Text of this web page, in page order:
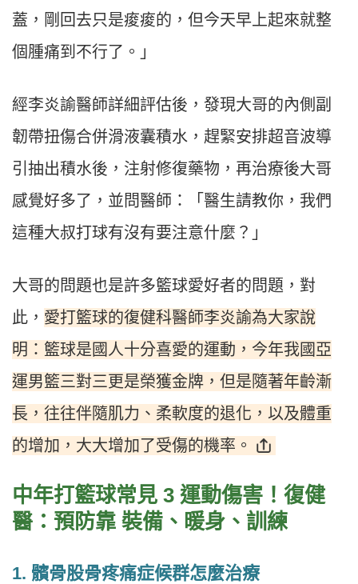
蓋，剛回去只是痠痠的，但今天早上起來就整
個腫痛到不行了。」
經李炎諭醫師詳細評估後，發現大哥的內側副
韌帶扭傷合併滑液囊積水，趕緊安排超音波導
引抽出積水後，注射修復藥物，再治療後大哥
感覺好多了，並問醫師：「醫生請教你，我們
這種大叔打球有沒有要注意什麼？」
大哥的問題也是許多籃球愛好者的問題，對
此， 愛打籃球的復健科醫師李炎諭為大家說
明：籃球是國人十分喜愛的運動，今年我國亞
運男籃三對三更是榮獲金牌，但是隨著年齡漸
長，往往伴隨肌力、柔軟度的退化，以及體重
的增加，大大增加了受傷的機率。
中年打籃球常見 3 運動傷害！復健
醫：預防靠 裝備、暖身、訓練
1. 髕骨股骨疼痛症候群怎麼治療